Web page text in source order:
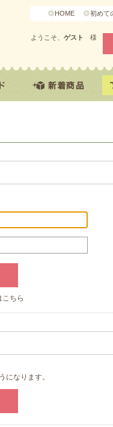
HOME 初めて
ようこそ、 ゲスト 様
ちら
になります。